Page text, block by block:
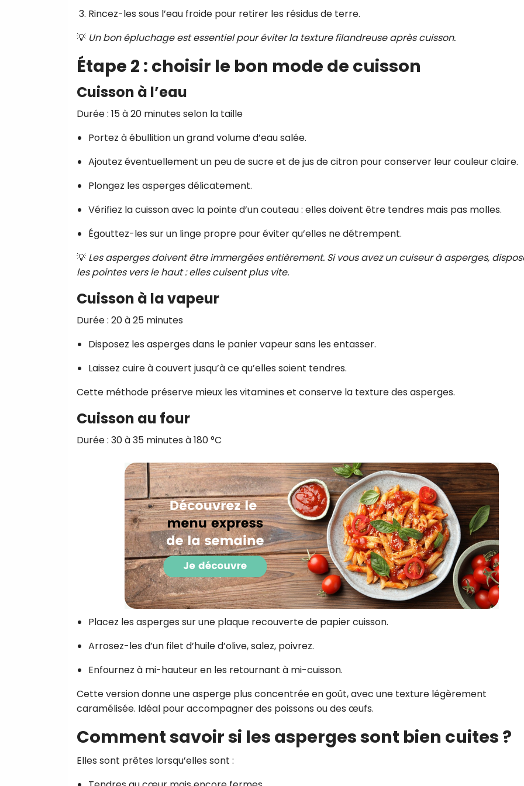
Rincez-les sous l’eau froide pour retirer les résidus de terre.
💡 Un bon épluchage est essentiel pour éviter la texture filandreuse après cuisson.
Étape 2 : choisir le bon mode de cuisson
Cuisson à l’eau
Durée : 15 à 20 minutes selon la taille
Portez à ébullition un grand volume d’eau salée.
Ajoutez éventuellement un peu de sucre et de jus de citron pour conserver leur couleur claire.
Plongez les asperges délicatement.
Vérifiez la cuisson avec la pointe d’un couteau : elles doivent être tendres mais pas molles.
Égouttez-les sur un linge propre pour éviter qu’elles ne détrempent.
💡 Les asperges doivent être immergées entièrement. Si vous avez un cuiseur à asperges,
les pointes vers le haut : elles cuisent plus vite.
Cuisson à la vapeur
Durée : 20 à 25 minutes
Disposez les asperges dans le panier vapeur sans les entasser.
Laissez cuire à couvert jusqu’à ce qu’elles soient tendres.
Cette méthode préserve mieux les vitamines et conserve la texture des asperges.
Cuisson au four
Durée : 30 à 35 minutes à 180 °C
Placez les asperges sur une plaque recouverte de papier cuisson.
Arrosez-les d’un filet d’huile d’olive, salez, poivrez.
Enfournez à mi-hauteur en les retournant à mi-cuisson.
Cette version donne une asperge plus concentrée en goût, avec une texture légèrement
caramélisée. Idéal pour accompagner des poissons ou des œufs.
Comment savoir si les asperges sont bien cuites ?
Elles sont prêtes lorsqu’elles sont :